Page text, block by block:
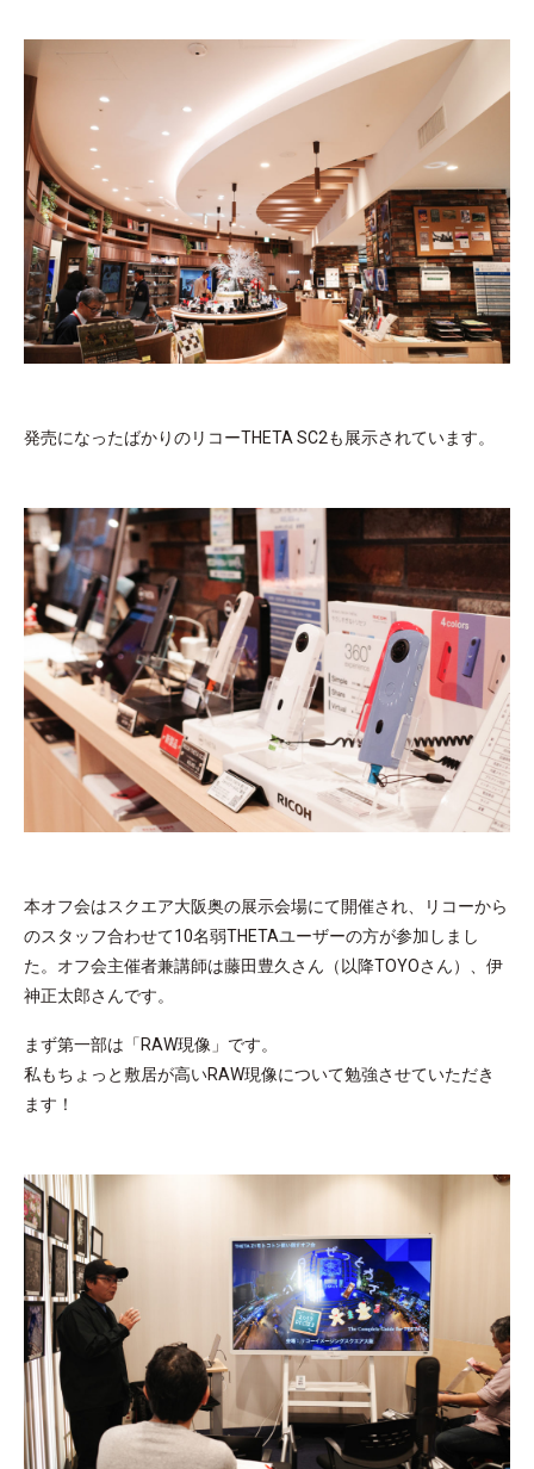
発売になったばかりのリコーTHETA SC2も展示されています。
本オフ会はスクエア大阪奥の展示会場にて開催され、リコーから
のスタッフ合わせて10名弱THETAユーザーの方が参加しまし
た。オフ会主催者兼講師は藤田豊久さん（以降TOYOさん）、伊
神正太郎さんです。
まず第一部は「RAW現像」です。
私もちょっと敷居が高いRAW現像について勉強させていただき
ます！